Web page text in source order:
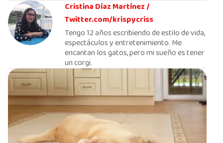
Cristina Díaz Martínez /
Twitter.com/krispycriss
Tengo 12 años escribiendo de estilo de vida,
espectáculos y entretenimiento. Me
encantan los gatos, pero mi sueño es tener
un corgi.